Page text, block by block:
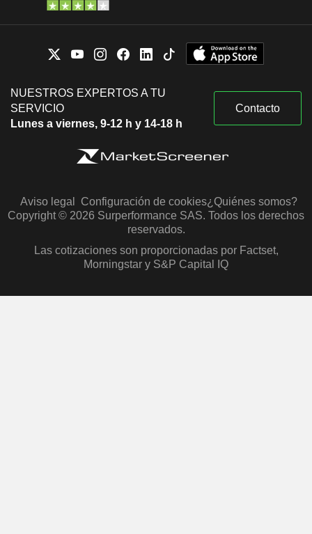
NUESTROS EXPERTOS A TU
SERVICIO
Lunes a viernes, 9-12 h y 14-18 h
Contacto
Aviso legal Configuración de cookies¿Quiénes somos?
Copyright © 2026 Surperformance SAS. Todos los derechos
reservados.
Las cotizaciones son proporcionadas por Factset,
Morningstar y S&P Capital IQ